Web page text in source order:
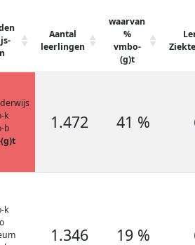
Aantal
leerlingen
waarvan
%
vmbo-
(g)t
k
b
1.472 41 %
k
1.346 19 %